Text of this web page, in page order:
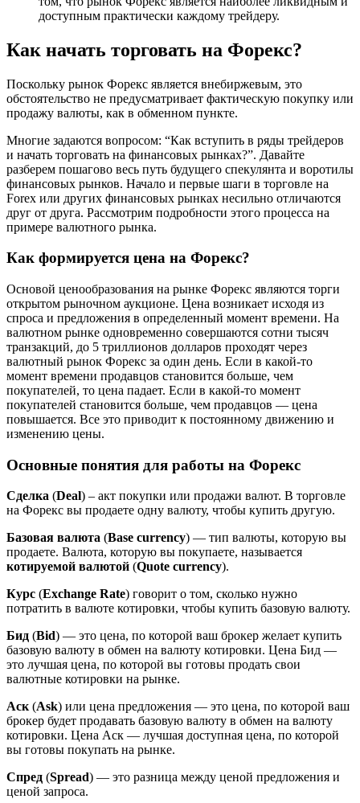
доступным практически каждому трейдеру.
Как начать торговать на Форекс?
Поскольку рынок Форекс является внебиржевым, это
обстоятельство не предусматривает фактическую покупку или
продажу валюты, как в обменном пункте.
Многие задаются вопросом: “Как вступить в ряды трейдеров
и начать торговать на финансовых рынках?”. Давайте
разберем пошагово весь путь будущего спекулянта и воротилы
финансовых рынков. Начало и первые шаги в торговле на
Forex или других финансовых рынках несильно отличаются
друг от друга. Рассмотрим подробности этого процесса на
примере валютного рынка.
Как формируется цена на Форекс?
Основой ценообразования на рынке Форекс являются торги
открытом рыночном аукционе. Цена возникает исходя из
спроса и предложения в определенный момент времени. На
валютном рынке одновременно совершаются сотни тысяч
транзакций, до 5 триллионов долларов проходят через
валютный рынок Форекс за один день. Если в какой-то
момент времени продавцов становится больше, чем
покупателей, то цена падает. Если в какой-то момент
покупателей становится больше, чем продавцов — цена
повышается. Все это приводит к постоянному движению и
изменению цены.
Основные понятия для работы на Форекс
Сделка (Deal) – акт покупки или продажи валют. В торговле
на Форекс вы продаете одну валюту, чтобы купить другую.
Базовая валюта (Base currency) — тип валюты, которую вы
продаете. Валюта, которую вы покупаете, называется
котируемой валютой (Quote currency).
Курс (Exchange Rate) говорит о том, сколько нужно
потратить в валюте котировки, чтобы купить базовую валюту.
Бид (Bid) — это цена, по которой ваш брокер желает купить
базовую валюту в обмен на валюту котировки. Цена Бид —
это лучшая цена, по которой вы готовы продать свои
валютные котировки на рынке.
Аск(Ask) или цена предложения — это цена, по которой ваш
брокер будет продавать базовую валюту в обмен на валюту
котировки. Цена Аск — лучшая доступная цена, по которой
вы готовы покупать на рынке.
Спред (Spread) — это разница между ценой предложения и
ценой запроса.